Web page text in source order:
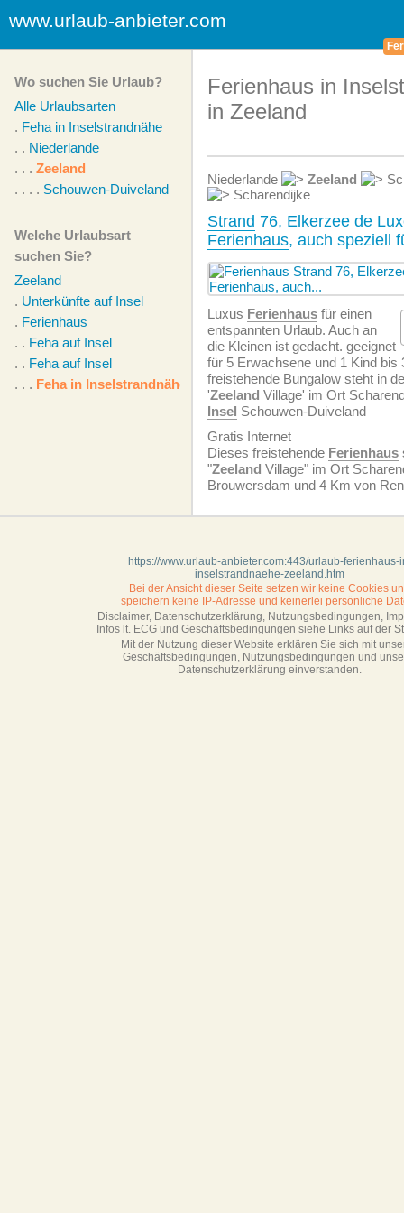
www.urlaub-anbieter.com
Wo suchen Sie Urlaub?
Alle Urlaubsarten
. Feha in Inselstrandnähe
. . Niederlande
. . . Zeeland
. . . . Schouwen-Duiveland
Welche Urlaubsart
suchen Sie?
Zeeland
. Unterkünfte auf Insel
. Ferienhaus
. . Feha auf Insel
. . Feha auf Insel
. . . Feha in Inselstrandnähe
Ferienhaus in
in Zeeland
Niederlande Zeeland
Scharendijke
Strand 76, Elkerzee de
Ferienhaus, auch speziell
Luxus Ferienhaus für einen
entspannten Urlaub. Auch an
die Kleinen ist gedacht. geeignet
für 5 Erwachsene und 1 Kind bis
freistehende Bungalow steht in
'Zeeland Village' im Ort
Insel Schouwen-Duiveland
Gratis Internet
Dieses freistehende Ferienhaus
"Zeeland Village" im Ort
Brouwersdam und 4 Km von
https://www.urlaub-anbieter.com:443/urlaub-ferienhaus-
inselstrandnaehe-zeeland.htm
Bei der Ansicht dieser Seite setzen wir keine Cookies
speichern keine IP-Adresse und keinerlei persönliche
Disclaimer, Datenschutzerklärung, Nutzungsbedingungen,
Infos lt. ECG und Geschäftsbedingungen siehe Links auf der
Mit der Nutzung dieser Website erklären Sie sich mit
Geschäftsbedin­gungen, Nutzungsbedingungen und
Datenschutzerklärung einverstanden.